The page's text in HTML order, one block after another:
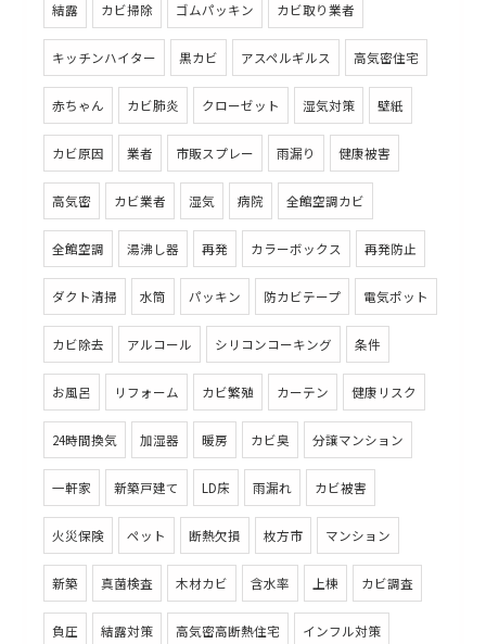
結露 カビ掃除 ゴムパッキン カビ取り業者
キッチンハイター 黒カビ アスペルギルス 高気密住宅
赤ちゃん カビ肺炎 クローゼット 湿気対策 壁紙
カビ原因 業者 市販スプレー 雨漏り 健康被害
高気密 カビ業者 湿気 病院 全館空調カビ
全館空調 湯沸し器 再発 カラーボックス 再発防止
ダクト清掃 水筒 パッキン 防カビテープ 電気ポット
カビ除去 アルコール シリコンコーキング 条件
お風呂 リフォーム カビ繁殖 カーテン 健康リスク
24時間換気 加湿器 暖房 カビ臭 分譲マンション
一軒家 新築戸建て LD床 雨漏れ カビ被害
火災保険 ペット 断熱欠損 枚方市 マンション
新築 真菌検査 木材カビ 含水率 上棟 カビ調査
負圧 結露対策 高気密高断熱住宅 インフル対策